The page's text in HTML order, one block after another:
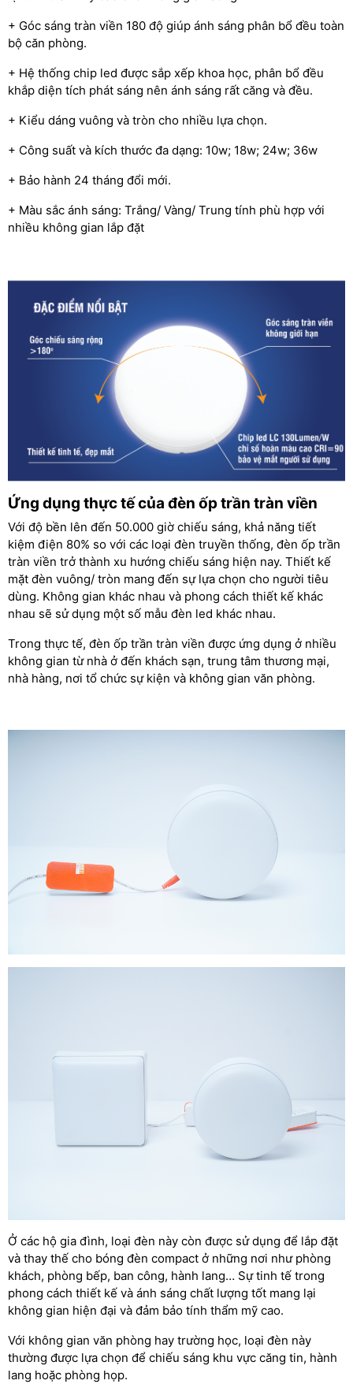
+ Góc sáng tràn viền 180 độ giúp ánh sáng phân bổ đều toàn
bộ căn phòng.
+ Hệ thống chip led được sắp xếp khoa học, phân bổ đều
khắp diện tích phát sáng nên ánh sáng rất căng và đều.
+ Kiểu dáng vuông và tròn cho nhiều lựa chọn.
+ Công suất và kích thước đa dạng: 10w; 18w; 24w; 36w
+ Bảo hành 24 tháng đổi mới.
+ Màu sắc ánh sáng: Trắng/ Vàng/ Trung tính phù hợp với
nhiều không gian lắp đặt
Ứng dụng thực tế của đèn ốp trần tràn viền
Với độ bền lên đến 50.000 giờ chiếu sáng, khả năng tiết
kiệm điện 80% so với các loại đèn truyền thống, đèn ốp trần
tràn viền trở thành xu hướng chiếu sáng hiện nay. Thiết kế
mặt đèn vuông/ tròn mang đến sự lựa chọn cho người tiêu
dùng. Không gian khác nhau và phong cách thiết kế khác
nhau sẽ sử dụng một số mẫu đèn led khác nhau.
Trong thực tế, đèn ốp trần tràn viền được ứng dụng ở nhiều
không gian từ nhà ở đến khách sạn, trung tâm thương mại,
nhà hàng, nơi tổ chức sự kiện và không gian văn phòng.
Ở các hộ gia đình, loại đèn này còn được sử dụng để lắp đặt
và thay thế cho bóng đèn compact ở những nơi như phòng
khách, phòng bếp, ban công, hành lang… Sự tinh tế trong
phong cách thiết kế và ánh sáng chất lượng tốt mang lại
không gian hiện đại và đảm bảo tính thẩm mỹ cao.
Với không gian văn phòng hay trường học, loại đèn này
thường được lựa chọn để chiếu sáng khu vực căng tin, hành
lang hoặc phòng họp.